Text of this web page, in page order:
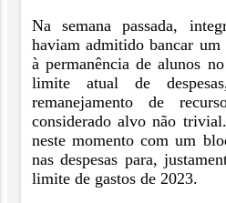
Na semana passada,
haviam admitido bancar
à permanência de alunos
limite atual de
remanejamento de
considerado alvo não
neste momento com um
nas despesas para,
limite de gastos de 2023.